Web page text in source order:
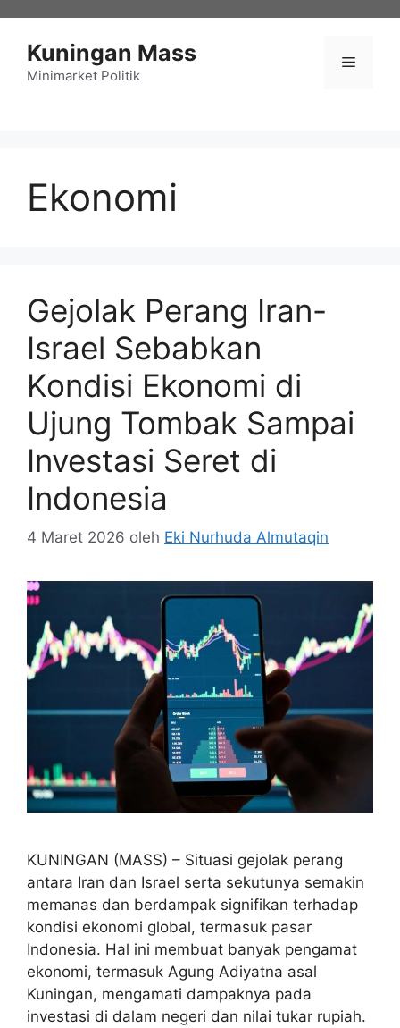
Kuningan Mass
Minimarket Politik
Menu
Ekonomi
Gejolak Perang Iran-
Israel Sebabkan
Kondisi Ekonomi di
Ujung Tombak Sampai
Investasi Seret di
Indonesia
4 Maret 2026 oleh Eki Nurhuda Almutaqin
KUNINGAN (MASS) – Situasi gejolak perang
antara Iran dan Israel serta sekutunya semakin
memanas dan berdampak signifikan terhadap
kondisi ekonomi global, termasuk pasar
Indonesia. Hal ini membuat banyak pengamat
ekonomi, termasuk Agung Adiyatna asal
Kuningan, mengamati dampaknya pada
investasi di dalam negeri dan nilai tukar rupiah.